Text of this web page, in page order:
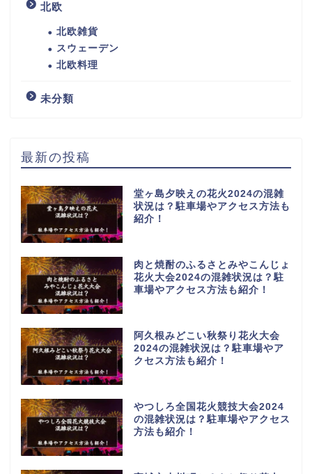
北欧
北欧雑貨
スウェーデン
北欧料理
未分類
最新の投稿
堂ヶ島夕映えの花火2024の混雑
状況は？駐車場やアクセス方法も
紹介！
肉と焼酎のふるさとみやこんじょ
花火大会2024の混雑状況は？駐
車場やアクセス方法も紹介！
阿久根みどこい秋祭り花火大会
2024の混雑状況は？駐車場やア
クセス方法も紹介！
やつしろ全国花火競技大会2024
の混雑状況は？駐車場やアクセス
方法も紹介！